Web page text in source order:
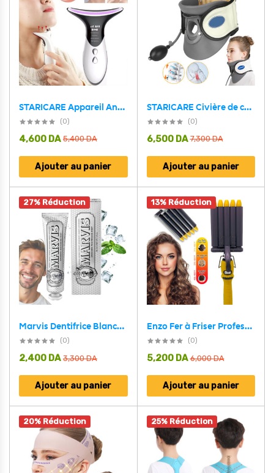
STARICARE Appareil Anti Rides Ultrasonique pour Visage – جهاز مضاد للتجاعيد
(0)
5,400DA
4,600 DA
Ajouter au panier
STARICARE Civière de cou gonflable et rétracteur de traction cervicale avec pompe – أداة تصحيح وضعية العنق
(0)
7,300DA
6,500 DA
Ajouter au panier
27% Réduction
Marvis Dentifrice Blanchissant pour Fu-meurs 85ml Made in Italy – معجون أسنان مارفيس
(0)
3,300DA
2,400 DA
Ajouter au panier
13% Réduction
Enzo Fer à Friser Professionel en Céramique à 5 Barils – مجعد شعر أصلي من إينزو
(0)
6,000DA
5,200 DA
Ajouter au panier
20% Réduction 25% Réduction